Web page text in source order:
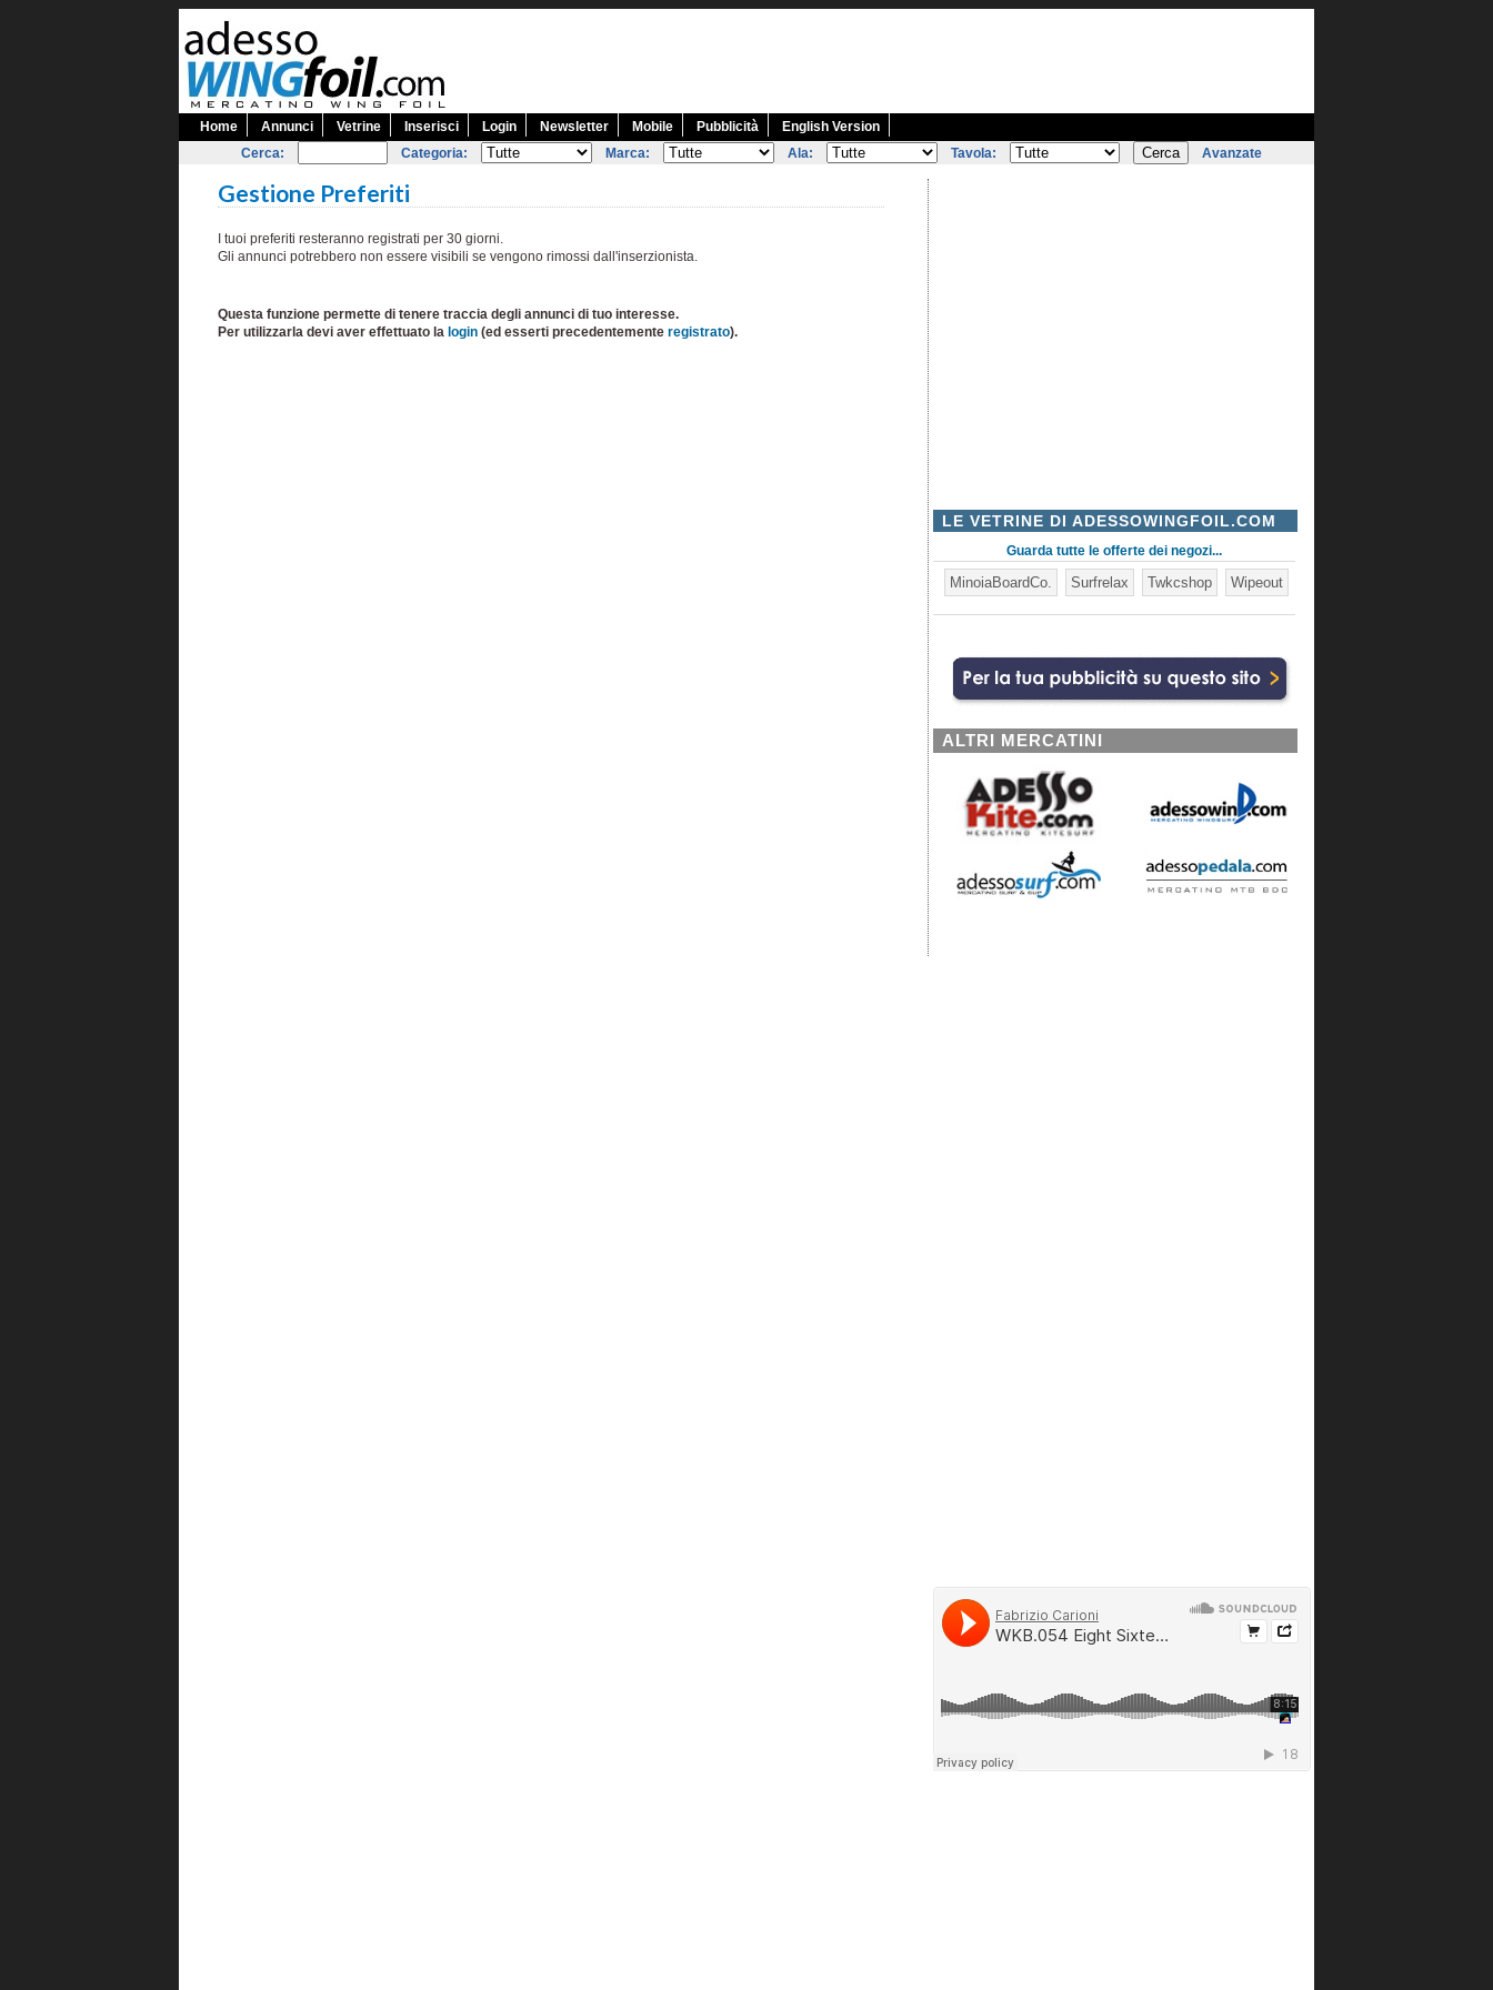
Home Annunci Vetrine Inserisci Login Newsletter Mobile Pubblicità
English Version
Cerca:
Categoria: Marca: Ala: Tavola: Avanzate
Gestione Preferiti
I tuoi preferiti resteranno registrati per 30 giorni.
Gli annunci potrebbero non essere visibili se vengono rimossi dall'inserzionista.
Questa funzione permette di tenere traccia degli annunci di tuo interesse.
Per utilizzarla devi aver effettuato la login (ed esserti precedentemente registrato).
LE VETRINE DI ADESSOWINGFOIL.COM
Guarda tutte le offerte dei negozi...
MinoiaBoardCo. Surfrelax Twkcshop Wipeout
ALTRI MERCATINI